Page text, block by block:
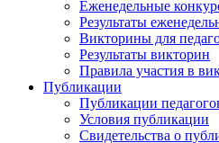
поровну и т. п.); базовым
десятка; делить целое на
наоборот, удачно их дополняет.
многофункциональное
Это пособие представляет
резиночки, а в некоторых
использовании и очень
методика "рисования
Еженедельные
Результаты
Викторины для
Результаты викторин
Правила участия в
Публикации
Публикации
Условия публикации
Свидетельства о